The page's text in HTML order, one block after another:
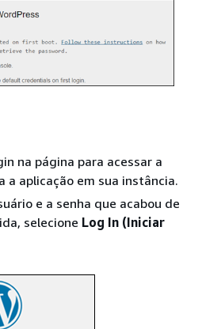
na página para acessar a
a aplicação em sua instância.
e a senha que acabou de
selecione Log In (Iniciar